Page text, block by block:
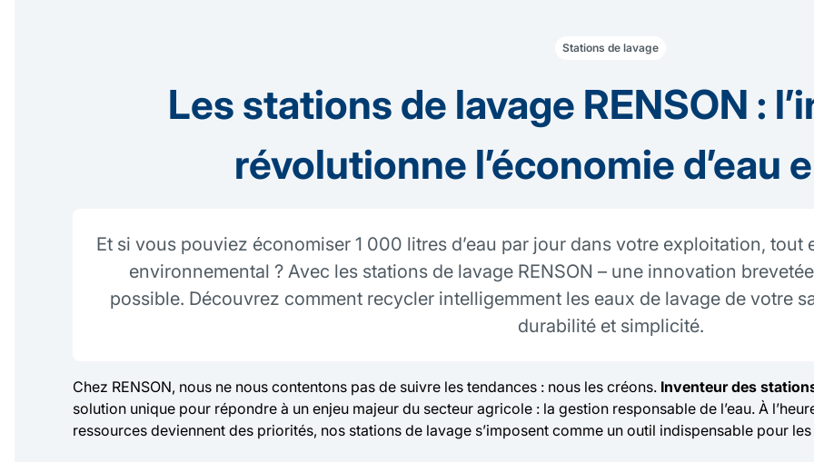
Stations de lavage
Les stations de lavage RENSON :
révolutionne l’économie d’eau
Et si vous pouviez économiser 1 000 litres d’eau par jour dans votre exploitation,
environnemental ? Avec les stations de lavage RENSON – une innovation
possible. Découvrez comment recycler intelligemment les eaux de lavage de votre
durabilité et simplicité.
Chez RENSON, nous ne nous contentons pas de suivre les tendances : nous les créons. Inventeur des
solution unique pour répondre à un enjeu majeur du secteur agricole : la gestion responsable de l’eau. À
ressources deviennent des priorités, nos stations de lavage s’imposent comme un outil indispensable pour